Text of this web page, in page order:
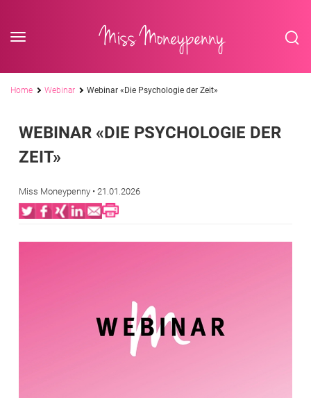
Miss Moneypenny
Pfadnavigation
Home Webinar Webinar «Die Psychologie der Zeit»
WEBINAR «DIE PSYCHOLOGIE DER
ZEIT»
Miss Moneypenny • 21.01.2026
Twitter
Facebook
XING
LinkedIn
Email
Print